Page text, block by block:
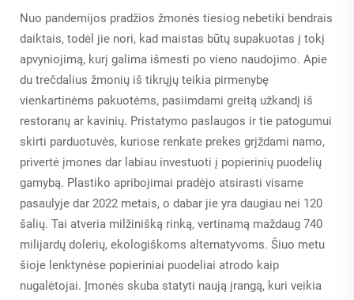
Nuo pandemijos pradžios žmonės tiesiog nebetiki bendrais
daiktais, todėl jie nori, kad maistas būtų supakuotas į tokį
apvyniojimą, kurį galima išmesti po vieno naudojimo. Apie
du trečdalius žmonių iš tikrųjų teikia pirmenybę
vienkartinėms pakuotėms, pasiimdami greitą užkandį iš
restoranų ar kavinių. Pristatymo paslaugos ir tie patogumui
skirti parduotuvės, kuriose renkate prekes grįždami namo,
privertė įmones dar labiau investuoti į popierinių puodelių
gamybą. Plastiko apribojimai pradėjo atsirasti visame
pasaulyje dar 2022 metais, o dabar jie yra daugiau nei 120
šalių. Tai atveria milžinišką rinką, vertinamą maždaug 740
milijardų dolerių, ekologiškoms alternatyvoms. Šiuo metu
šioje lenktynėse popieriniai puodeliai atrodo kaip
nugalėtojai. Įmonės skuba statyti naują įrangą, kuri veikia